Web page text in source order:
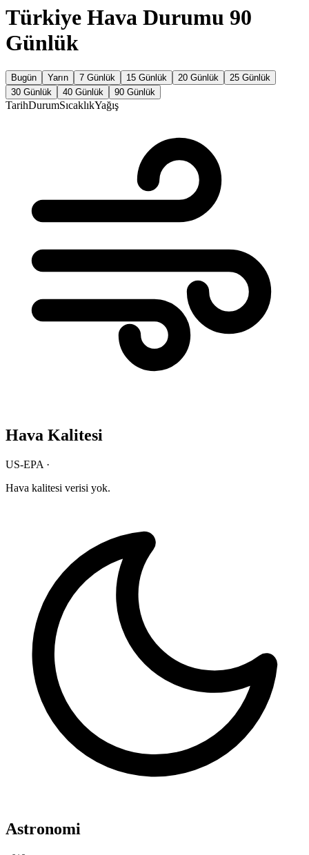
Türkiye Hava Durumu 90
Günlük
Bugün Yarın 7 Günlük 15 Günlük 20 Günlük
25 Günlük
30 Günlük
40 Günlük 90 Günlük
TarihDurumSıcaklıkYağış
Hava Kalitesi
US-EPA ·
Hava kalitesi verisi yok.
Astronomi